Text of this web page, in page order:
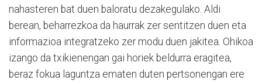
nahasteren bat duen baloratu dezakegulako. Aldi
berean, beharrezkoa da haurrak zer sentitzen duen eta
informazioa integratzeko zer modu duen jakitea. Ohikoa
izango da txikienengan gai horiek beldurra eragitea,
beraz fokua laguntza ematen duten pertsonengan ere